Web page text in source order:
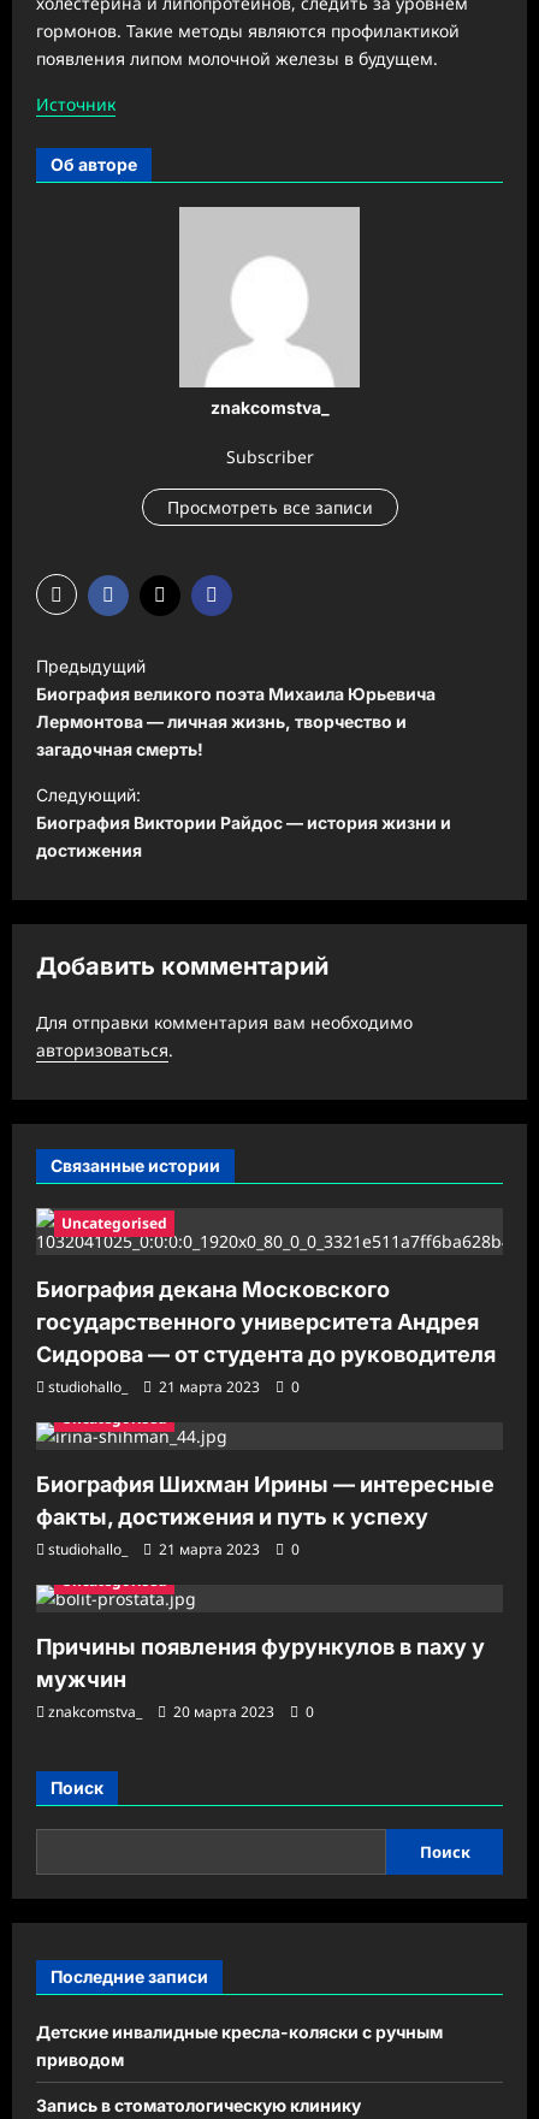
гормонов. Такие методы являются профилактикой
появления липом молочной железы в будущем.
Источник
Об авторе
znakcomstva_
Subscriber
Просмотреть все записи
а
в
и
г
а
я
з
а
п
и
Предыдущий
Биография великого поэта Михаила Юрьевича
Лермонтова — личная жизнь, творчество и
загадочная смерть!
Следующий:
Биография Виктории Райдос — история жизни и
достижения
Добавить комментарий
Для отправки комментария вам необходимо
авторизоваться.
Связанные истории
Uncategorised
Биография декана Московского
государственного университета Андрея
Сидорова — от студента до руководителя
studiohallo_ 21 марта 2023
0
Uncategorised
Биография Шихман Ирины — интересные
факты, достижения и путь к успеху
studiohallo_ 21 марта 2023
0
Uncategorised
Причины появления фурункулов в паху у
мужчин
znakcomstva_ 20 марта 2023 0
Поиск
Поиск
Последние записи
Детские инвалидные кресла-коляски с ручным
приводом
Запись в стоматологическую клинику